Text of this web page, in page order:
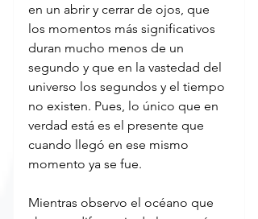
en un abrir y cerrar de ojos, que
los momentos más significativos
duran mucho menos de un
segundo y que en la vastedad del
universo los segundos y el tiempo
no existen. Pues, lo único que en
verdad está es el presente que
cuando llegó en ese mismo
momento ya se fue.
Mientras observo el océano que